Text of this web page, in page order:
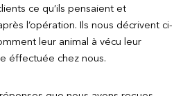
ce qu’ils pensaient et
l’opération. Ils nous décrivent ci-
leur animal à vécu leur
éffectuée chez nous.